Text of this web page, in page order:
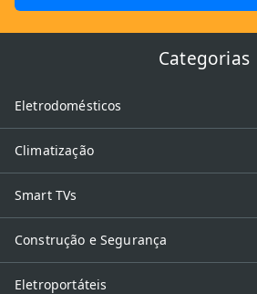
Categorias
Eletrodomésticos
Climatização
Smart TVs
Construção e Segurança
Eletroportáteis